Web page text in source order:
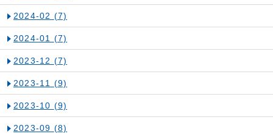
2024-02 (7)
2024-01 (7)
2023-12 (7)
2023-11 (9)
2023-10 (9)
2023-09 (8)